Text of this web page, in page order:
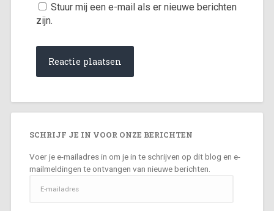
Stuur mij een e-mail als er nieuwe berichten
zijn.
SCHRIJF JE IN VOOR ONZE BERICHTEN
Voer je e-mailadres in om je in te schrijven op dit blog en e-
mailmeldingen te ontvangen van nieuwe berichten.
mailadres